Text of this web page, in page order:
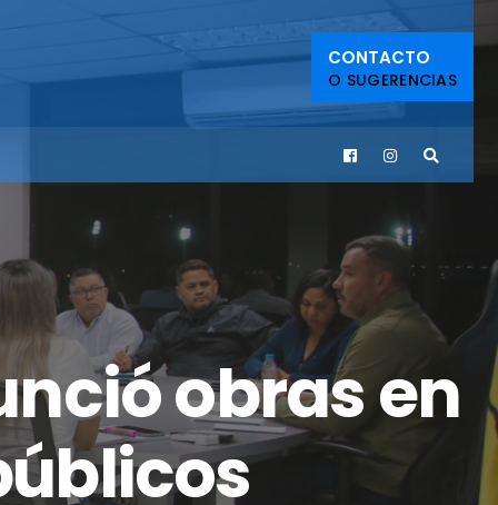
CONTACTO
O SUGERENCIAS
obras en